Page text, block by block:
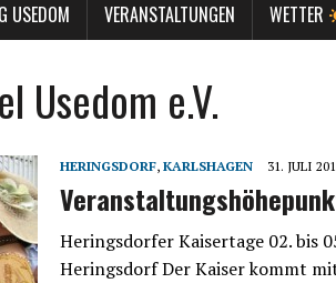
USEDOM VERANSTALTUNGEN WETTER
Usedom e.V.
HERINGSDORF,KARLSHAGEN 31. JULI
Heringsdorfer Kaisertage 02. bis
Heringsdorf Der Kaiser kommt